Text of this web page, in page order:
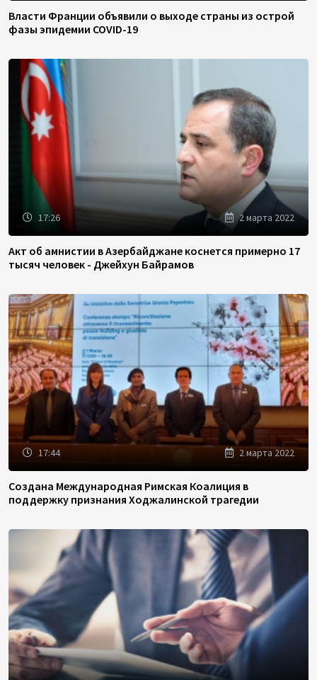
Власти Франции объявили о выходе страны из острой
фазы эпидемии COVID-19
17:26 2 марта 2022
Акт об амнистии в Азербайджане коснется примерно 17
тысяч человек - Джейхун Байрамов
17:44 2 марта 2022
Создана Международная Римская Коалиция в
поддержку признания Ходжалинской трагедии